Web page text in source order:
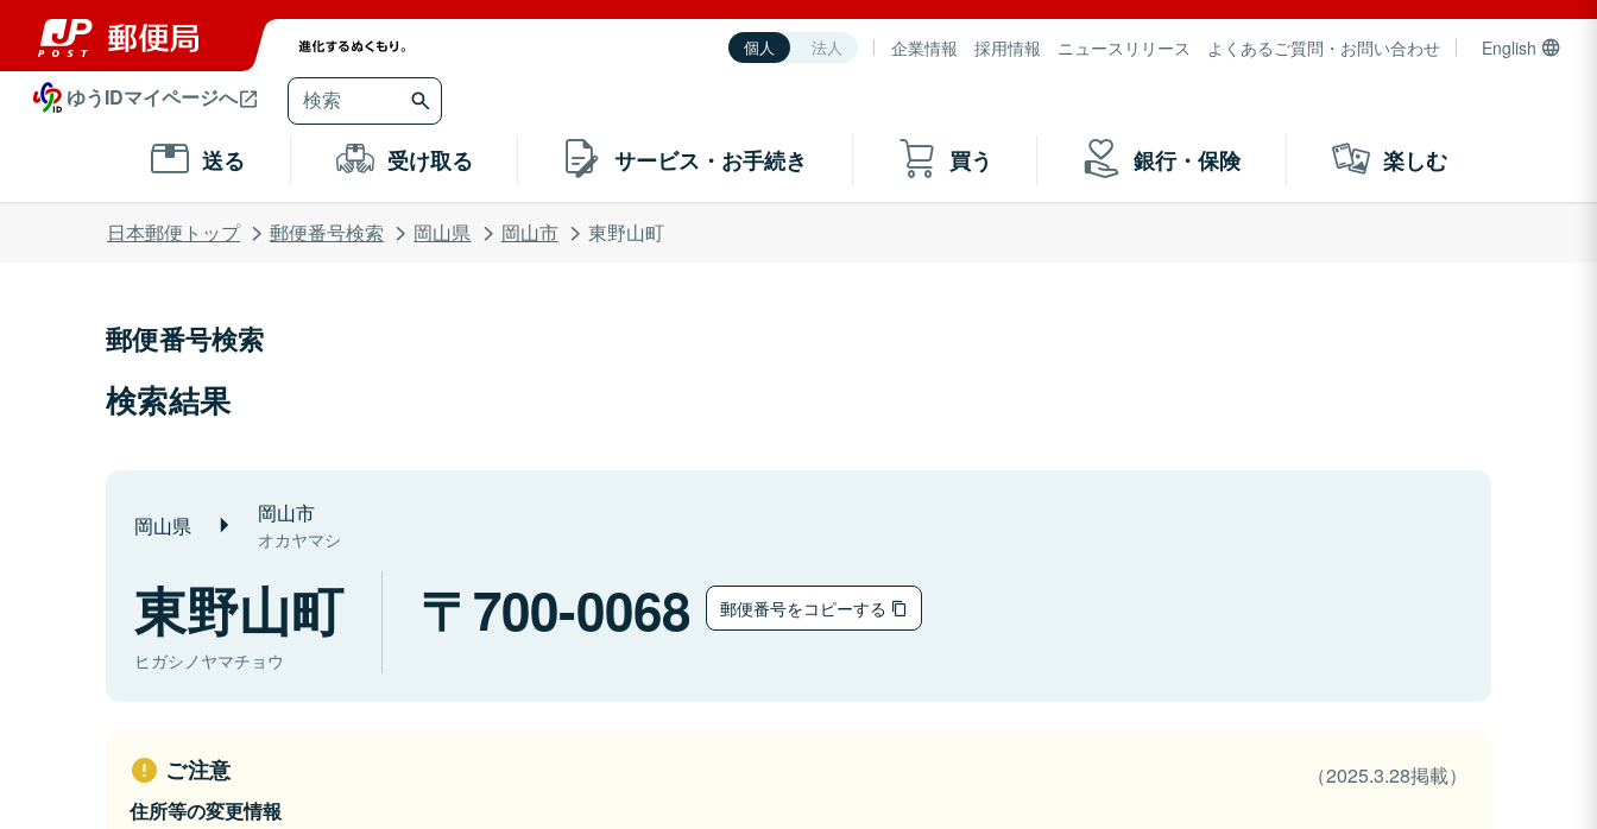
個人 法人 企業情報 採用情報 ニュースリリース よくあるご質問・お問い合わせ English
ゆうIDマイページへ
送る 受け取る サービス・お手続き 買う 銀行・保険 楽しむ
日本郵便トップ 郵便番号検索 岡山県 岡山市 東野山町
郵便番号検索
検索結果
岡山県 岡山市
オカヤマシ
東野山町
ヒガシノヤマチョウ
700-0068 郵便番号をコピーする
ご注意
（2025.3.28掲載）
住所等の変更情報